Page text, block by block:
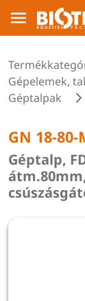
Gépelemek,
Géptalpak
GN 18-80-
Géptalp,